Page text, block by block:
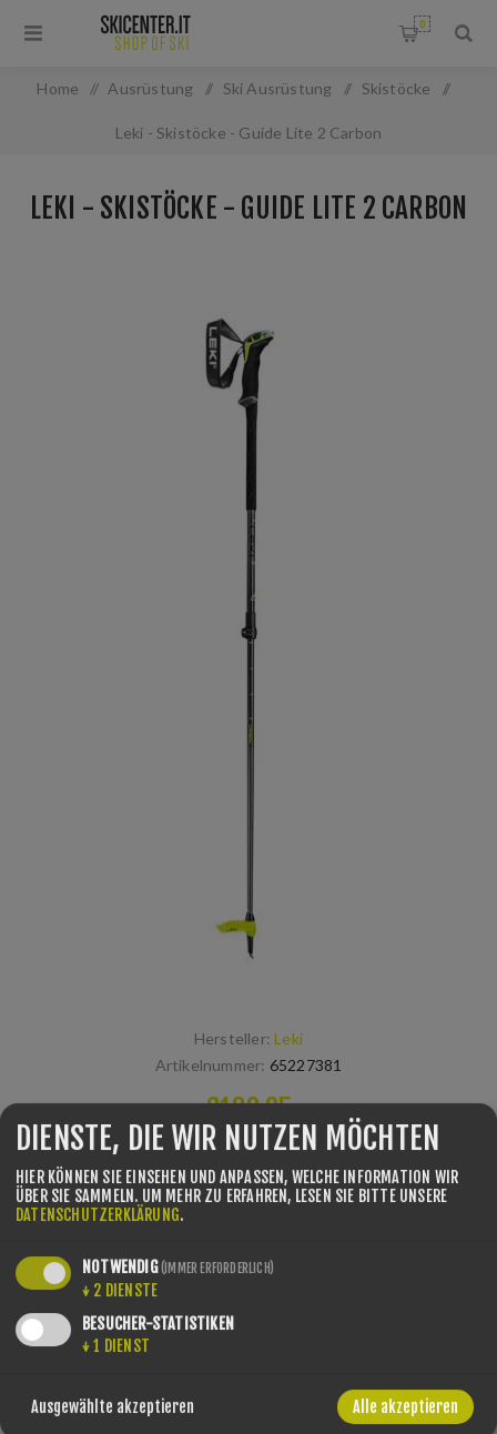
0
Home / Ausrüstung / Ski Ausrüstung / Skistöcke /
Leki - Skistöcke - Guide Lite 2 Carbon
LEKI - SKISTÖCKE - GUIDE LITE 2 CARBON
Hersteller: Leki
Artikelnummer: 65227381
€180,95
Aergon Air, Lock Security Strap Nylon Neoprene,
Aluminium (HTS 6.5) | Carbon (PRC 1000 - Aramid), Speed
GRÖSSE/LÄNGE
---
DIENSTE, DIE WIR NUTZEN MÖCHTEN
HIER KÖNNEN SIE EINSEHEN UND ANPASSEN, WELCHE INFORMATION WIR
ÜBER SIE SAMMELN. UM MEHR ZU ERFAHREN, LESEN SIE BITTE UNSERE
DATENSCHUTZERKLÄRUNG.
NOTWENDIG(IMMER ERFORDERLICH)
↓ 2 DIENSTE
BESUCHER-STATISTIKEN
↓ 1 DIENST
Ausgewählte akzeptieren Alle akzeptieren